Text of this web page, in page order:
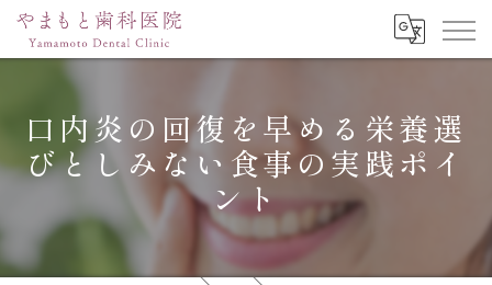
口内炎の回復を早める栄養選
びとしみない食事の実践ポイ
ント